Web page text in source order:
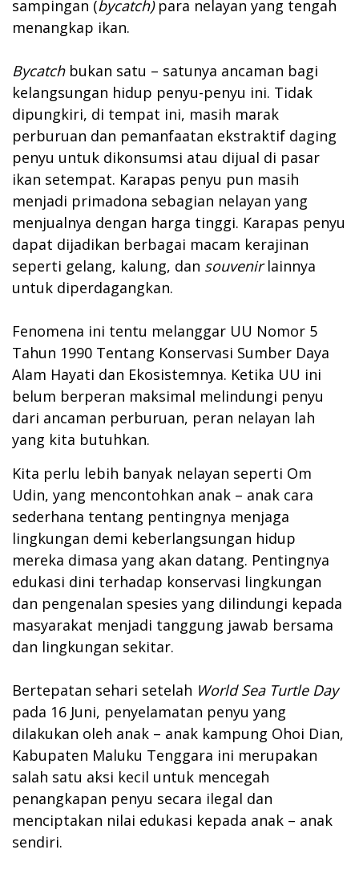
sampingan (bycatch) para nelayan yang tengah
menangkap ikan.
Bycatch bukan satu – satunya ancaman bagi
kelangsungan hidup penyu-penyu ini. Tidak
dipungkiri, di tempat ini, masih marak
perburuan dan pemanfaatan ekstraktif daging
penyu untuk dikonsumsi atau dijual di pasar
ikan setempat. Karapas penyu pun masih
menjadi primadona sebagian nelayan yang
menjualnya dengan harga tinggi. Karapas penyu
dapat dijadikan berbagai macam kerajinan
seperti gelang, kalung, dan souvenirlainnya
untuk diperdagangkan.
Fenomena ini tentu melanggar UU Nomor 5
Tahun 1990 Tentang Konservasi Sumber Daya
Alam Hayati dan Ekosistemnya. Ketika UU ini
belum berperan maksimal melindungi penyu
dari ancaman perburuan, peran nelayan lah
yang kita butuhkan.
Kita perlu lebih banyak nelayan seperti Om
Udin, yang mencontohkan anak – anak cara
sederhana tentang pentingnya menjaga
lingkungan demi keberlangsungan hidup
mereka dimasa yang akan datang. Pentingnya
edukasi dini terhadap konservasi lingkungan
dan pengenalan spesies yang dilindungi kepada
masyarakat menjadi tanggung jawab bersama
dan lingkungan sekitar.
Bertepatan sehari setelah World Sea Turtle Day
pada 16 Juni, penyelamatan penyu yang
dilakukan oleh anak – anak kampung Ohoi Dian,
Kabupaten Maluku Tenggara ini merupakan
salah satu aksi kecil untuk mencegah
penangkapan penyu secara ilegal dan
menciptakan nilai edukasi kepada anak – anak
sendiri.